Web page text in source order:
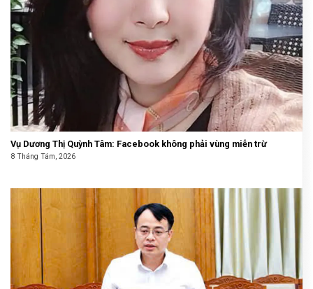
Vụ Dương Thị Quỳnh Tâm: Facebook không phải vùng miễn trừ
8 Tháng Tám, 2026